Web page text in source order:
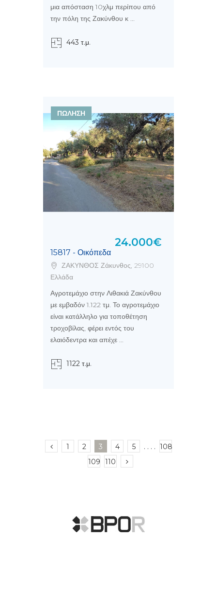
μια απόσταση 10χλμ περίπου από
την πόλη της Ζακύνθου κ ...
443 τ.μ.
ΠΩΛΗΣΗ
15817 - Οικόπεδα
24.000€
ΖΑΚΥΝΘΟΣ Ζάκυνθος, 29100
Ελλάδα
Αγροτεμάχιο στην Λιθακιά Ζακύνθου
με εμβαδόν 1.122 τμ. Το αγροτεμάχιο
είναι κατάλληλο για τοποθέτηση
τροχοβίλας, φέρει εντός του
ελαιόδεντρα και απέχε ...
1122 τ.μ.
1 2 3 4 5 . . . . 108
109
110